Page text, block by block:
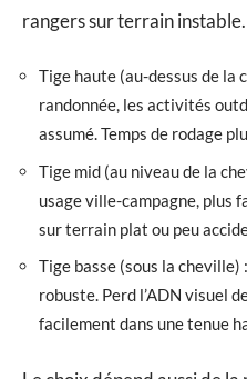
rangers sur terrain instable.
Tige haute (au-dessus de la
randonnée, les activités
assumé. Temps de rodage
Tige mid (au niveau de la
usage ville-campagne, plus
sur terrain plat ou peu
Tige basse (sous la cheville)
robuste. Perd l’ADN visuel
facilement dans une tenue